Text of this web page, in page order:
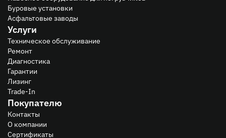
Буровые установки
Асфальтовые заводы
Услуги
Техническое обслуживание
Ремонт
Диагностика
Гарантии
Лизинг
Trade-In
Покупателю
Контакты
О компании
Сертификаты